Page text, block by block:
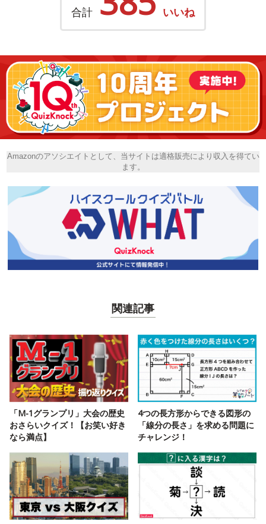
合計 いいね
Amazonのアソシエイトとして、当サイトは適格販売により収入を得てい
ます。
関連記事
「M-1グランプリ」大会の歴史
おさらいクイズ！【お笑い好き
なら満点】
4つの長方形からできる図形の
「線分の長さ」を求める問題に
チャレンジ！